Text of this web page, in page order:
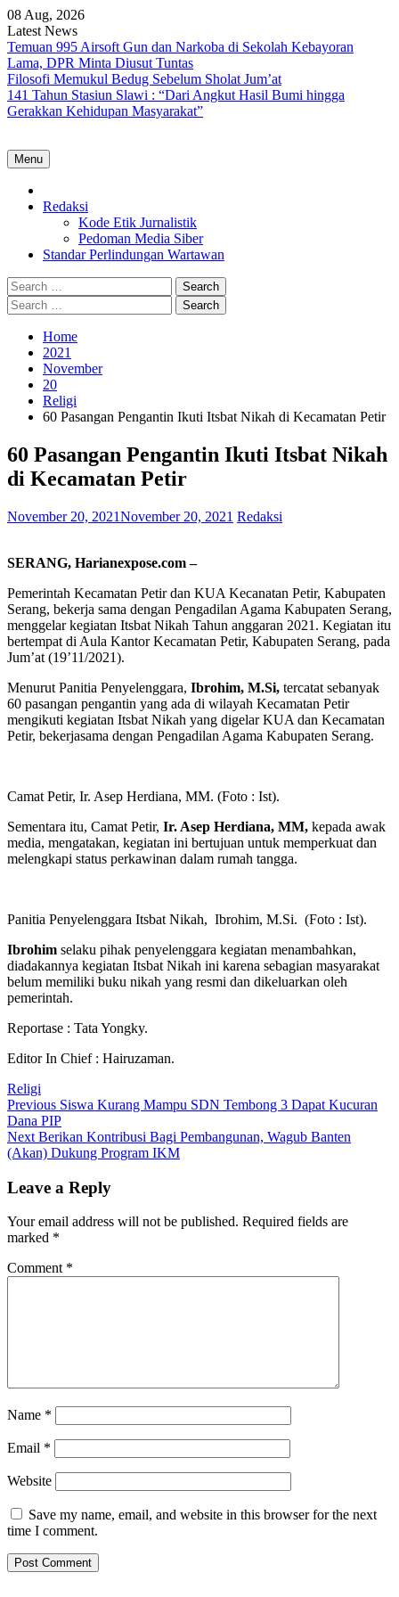
Skip
to
content
08 Aug, 2026
Latest News
Temuan 995 Airsoft Gun dan Narkoba di Sekolah Kebayoran
Lama, DPR Minta Diusut Tuntas
Filosofi Memukul Bedug Sebelum Sholat Jum’at
141 Tahun Stasiun Slawi : “Dari Angkut Hasil Bumi hingga
Gerakkan Kehidupan Masyarakat”
Menu
Redaksi
Kode Etik Jurnalistik
Pedoman Media Siber
Standar Perlindungan Wartawan
Search
for:
Search
for:
Home
2021
November
20
Religi
60 Pasangan Pengantin Ikuti Itsbat Nikah di Kecamatan Petir
60 Pasangan Pengantin Ikuti Itsbat Nikah
di Kecamatan Petir
November 20, 2021November 20, 2021 Redaksi
SERANG, Harianexpose.com –
Pemerintah Kecamatan Petir dan KUA Kecanatan Petir, Kabupaten
Serang, bekerja sama dengan Pengadilan Agama Kabupaten Serang,
menggelar kegiatan Itsbat Nikah Tahun anggaran 2021. Kegiatan itu
bertempat di Aula Kantor Kecamatan Petir, Kabupaten Serang, pada
Jum’at (19’11/2021).
Menurut Panitia Penyelenggara, Ibrohim, M.Si, tercatat sebanyak
60 pasangan pengantin yang ada di wilayah Kecamatan Petir
mengikuti kegiatan Itsbat Nikah yang digelar KUA dan Kecamatan
Petir, bekerjasama dengan Pengadilan Agama Kabupaten Serang.
Camat Petir, Ir. Asep Herdiana, MM. (Foto : Ist).
Sementara itu, Camat Petir, Ir. Asep Herdiana, MM, kepada awak
media, mengatakan, kegiatan ini bertujuan untuk memperkuat dan
melengkapi status perkawinan dalam rumah tangga.
Panitia Penyelenggara Itsbat Nikah, Ibrohim, M.Si. (Foto : Ist).
Ibrohim selaku pihak penyelenggara kegiatan menambahkan,
diadakannya kegiatan Itsbat Nikah ini karena sebagian masyarakat
belum memiliki buku nikah yang resmi dan dikeluarkan oleh
pemerintah.
Reportase : Tata Yongky.
Editor In Chief : Hairuzaman.
Religi
Post
navigation
Previous Previous
post:
Siswa Kurang Mampu SDN Tembong 3 Dapat Kucuran
Dana PIP
Next Next
post:
Berikan Kontribusi Bagi Pembangunan, Wagub Banten
(Akan) Dukung Program IKM
Leave a Reply
Your email address will not be published. Required fields are
marked *
Comment *
Name *
Email *
Website
Save my name, email, and website in this browser for the next
time I comment.